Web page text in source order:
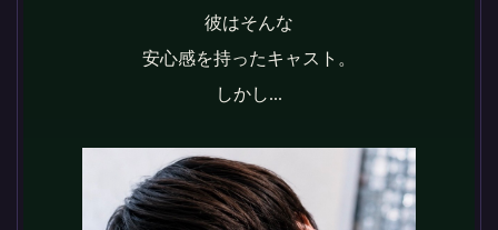
彼はそんな
安心感を持ったキャスト。
しかし...